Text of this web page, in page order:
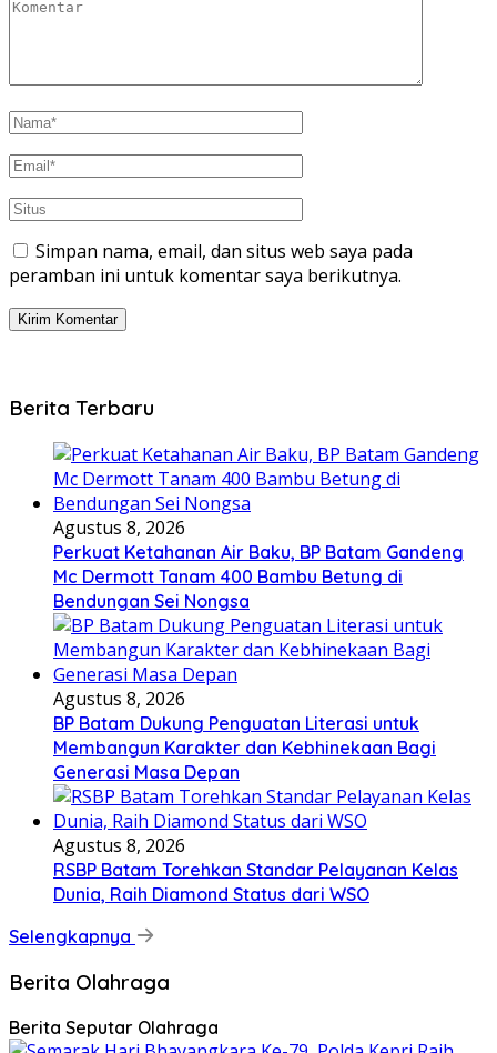
Simpan nama, email, dan situs web saya pada
peramban ini untuk komentar saya berikutnya.
Berita Terbaru
Agustus 8, 2026
Perkuat Ketahanan Air Baku, BP Batam Gandeng
Mc Dermott Tanam 400 Bambu Betung di
Bendungan Sei Nongsa
Agustus 8, 2026
BP Batam Dukung Penguatan Literasi untuk
Membangun Karakter dan Kebhinekaan Bagi
Generasi Masa Depan
Agustus 8, 2026
RSBP Batam Torehkan Standar Pelayanan Kelas
Dunia, Raih Diamond Status dari WSO
Selengkapnya
Berita Olahraga
Berita Seputar Olahraga